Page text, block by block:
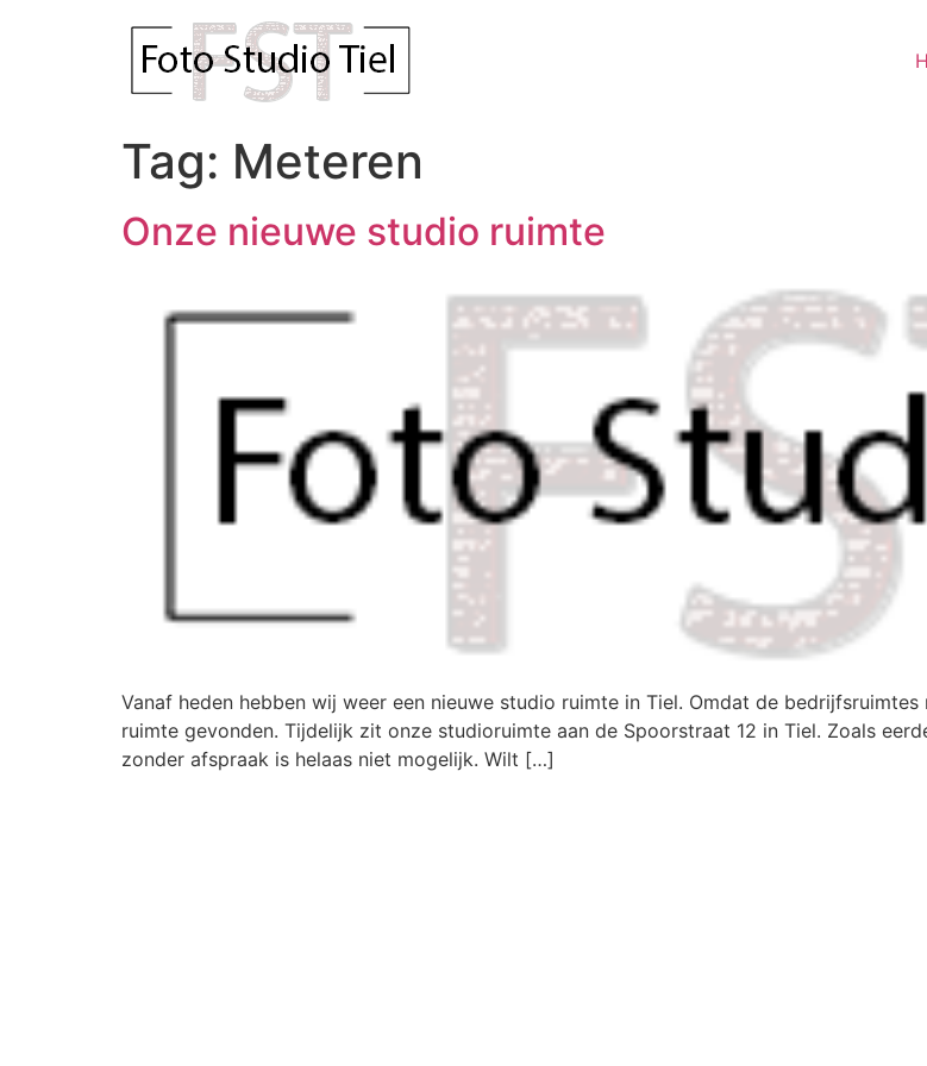
Tag: Meteren
Onze nieuwe studio ruimte
Vanaf heden hebben wij weer een nieuwe studio ruimte in Tiel. Omdat de
ruimte gevonden. Tijdelijk zit onze studioruimte aan de Spoorstraat 12 in Tiel. Zoals
zonder afspraak is helaas niet mogelijk. Wilt […]